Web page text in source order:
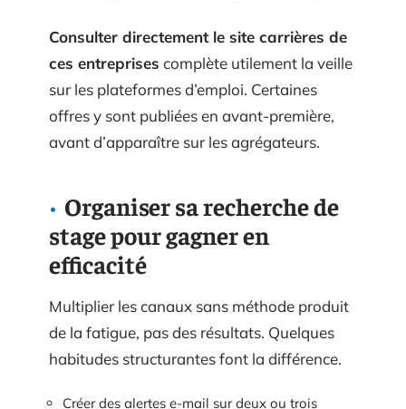
Consulter directement le site carrières de
ces entreprises complète utilement la veille
sur les plateformes d’emploi. Certaines
offres y sont publiées en avant-première,
avant d’apparaître sur les agrégateurs.
Organiser sa recherche de
stage pour gagner en
efficacité
Multiplier les canaux sans méthode produit
de la fatigue, pas des résultats. Quelques
habitudes structurantes font la différence.
Créer des alertes e-mail sur deux ou trois